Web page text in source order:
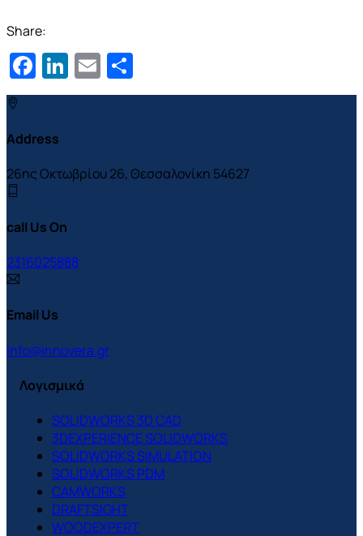
Share:
Facebook
LinkedIn
Email
Address
26ης Οκτωβρίου 26, Θεσσαλονίκη 54627
call Us On
2316025888
Email Us
info@innovera.gr
Λογισμικά
SOLIDWORKS 3D CAD
3DEXPERIENCE SOLIDWORKS
SOLIDWORKS SIMULATION
SOLIDWORKS PDM
CAMWORKS
DRAFTSIGHT
WOODEXPERT